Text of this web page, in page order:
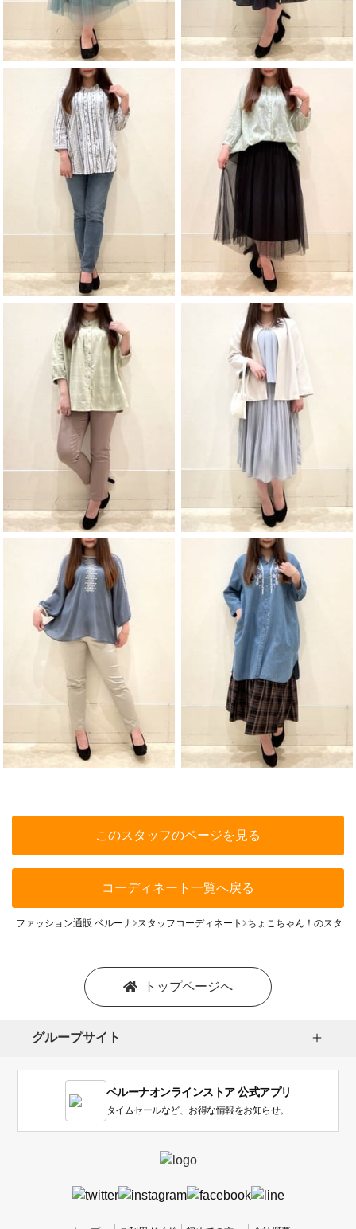
このスタッフのページを見る
コーディネート一覧へ戻る
ファッション通販 ベルーナ スタッフコーディネート ちょこちゃん！のスタッ
トップページへ
グループサイト
ベルーナオンラインストア 公式アプリ
タイムセールなど、お得な情報をお知らせ。